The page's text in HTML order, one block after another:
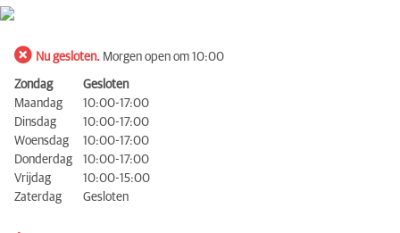
Nu gesloten. Morgen open om 10:00
Zondag
Gesloten
Maandag
10:00-17:00
Dinsdag
10:00-17:00
Woensdag
10:00-17:00
Donderdag
10:00-17:00
Vrijdag
10:00-15:00
Zaterdag
Gesloten